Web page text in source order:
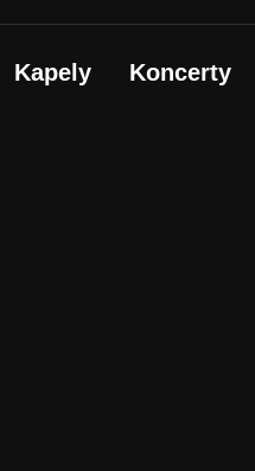
Kapely Koncerty